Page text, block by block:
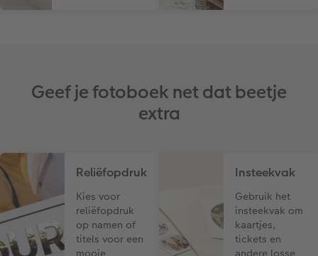
Geef je fotoboek net dat beetje
extra
Reliëfopdruk
Kies voor
reliëfopdruk
op namen of
titels voor een
mooie
Insteekvak
Gebruik het
insteekvak om
kaartjes,
tickets en
andere losse